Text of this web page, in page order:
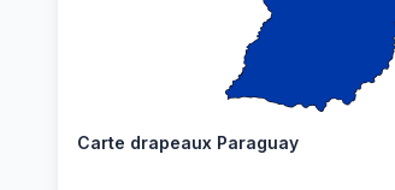
Carte drapeaux Paraguay